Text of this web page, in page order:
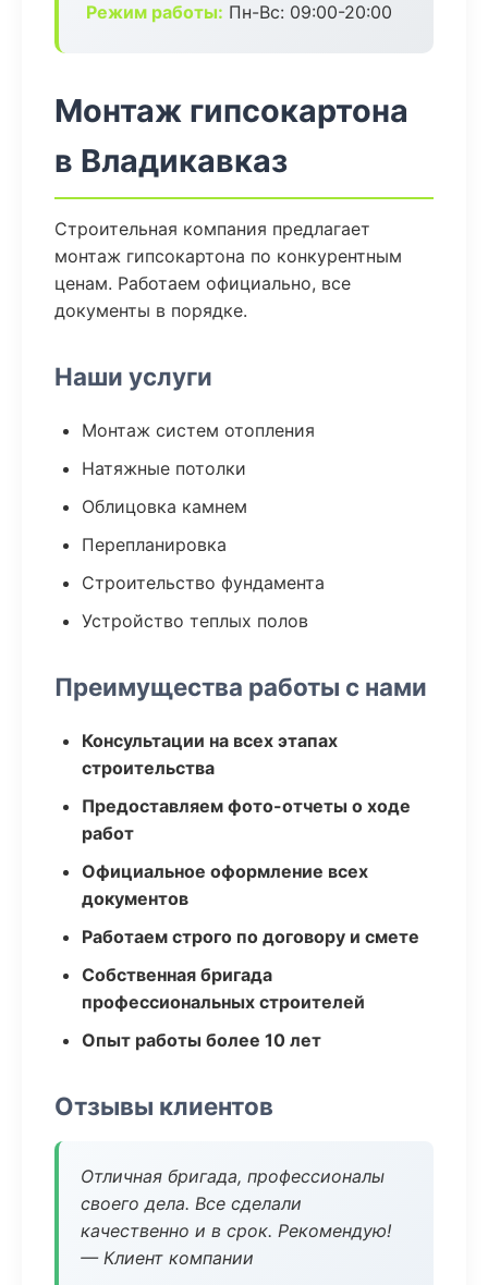
Режим работы: Пн-Вс: 09:00-20:00
Монтаж гипсокартона
в Владикавказ
Строительная компания предлагает
монтаж гипсокартона по конкурентным
ценам. Работаем официально, все
документы в порядке.
Наши услуги
Монтаж систем отопления
Натяжные потолки
Облицовка камнем
Перепланировка
Строительство фундамента
Устройство теплых полов
Преимущества работы с нами
Консультации на всех этапах
строительства
Предоставляем фото-отчеты о ходе
работ
Официальное оформление всех
документов
Работаем строго по договору и смете
Собственная бригада
профессиональных строителей
Опыт работы более 10 лет
Отзывы клиентов
Отличная бригада, профессионалы
своего дела. Все сделали
качественно и в срок. Рекомендую!
— Клиент компании